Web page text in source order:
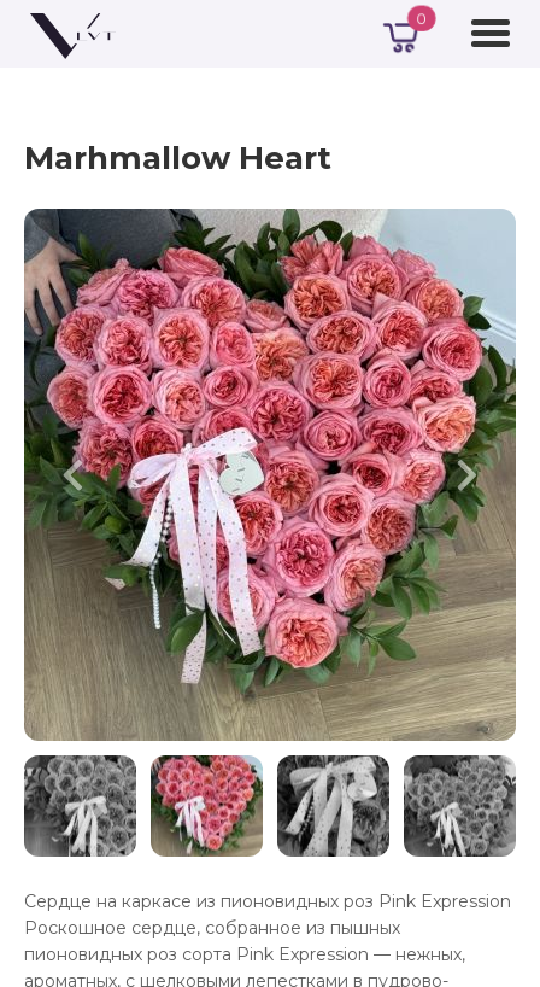
0
Marhmallow Heart
Сердце на каркасе из пионовидных роз Pink Expression
Роскошное сердце, собранное из пышных
пионовидных роз сорта Pink Expression — нежных,
ароматных, с шелковыми лепестками в пудрово-